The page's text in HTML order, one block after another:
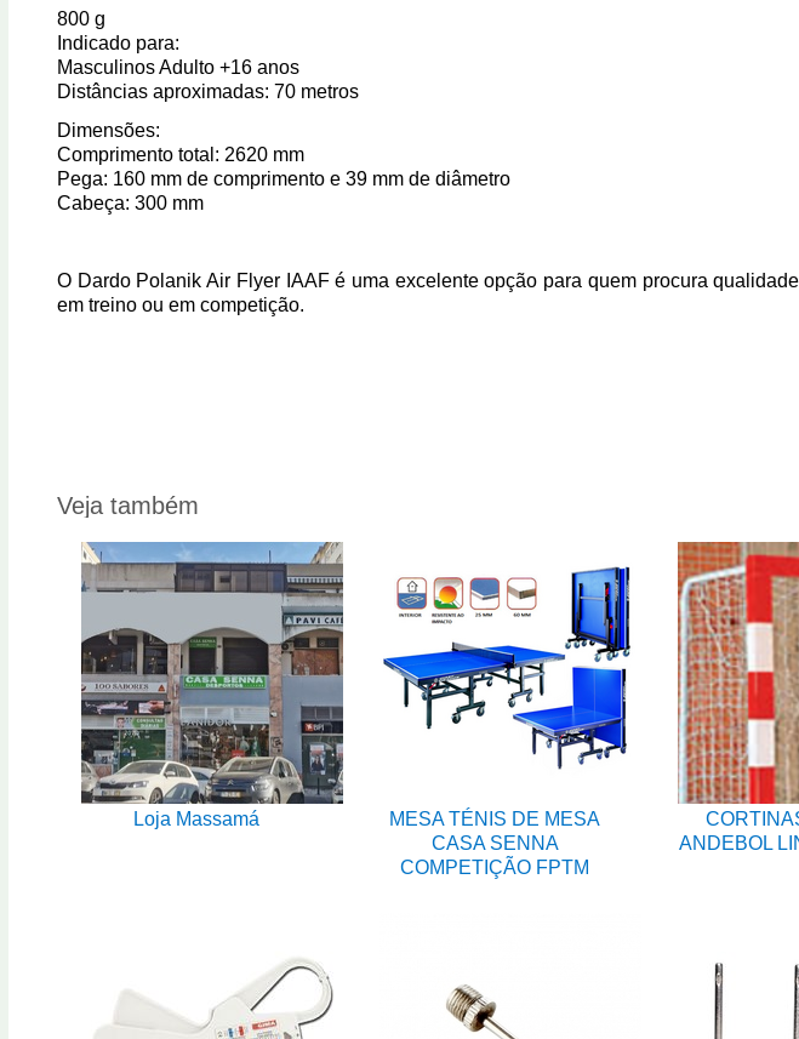
800 g
Indicado para:
Masculinos Adulto +16 anos
Distâncias aproximadas: 70 metros
Dimensões:
Comprimento total: 2620 mm
Pega: 160 mm de comprimento e 39 mm de diâmetro
Cabeça: 300 mm
O Dardo Polanik Air Flyer IAAFé uma excelente opção para quem procura
em treino ou em competição.
Veja também
Loja Massamá
MESA TÉNIS DE MESA
CASA SENNA
COMPETIÇÃO FPTM
ANDEBOL